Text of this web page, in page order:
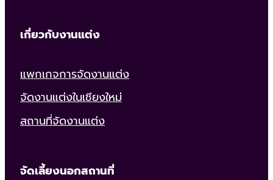
เกี่ยวกับงานแต่ง
แพกเกจการจัดงานแต่ง
จัดงานแต่งในเชียงใหม่
สถานที่จัดงานแต่ง
จัดเลี้ยงนอกสถานที่